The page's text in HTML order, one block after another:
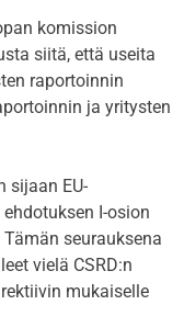
komission
siitä, että useita
raportoinnin
ja yritysten
sijaan EU-
I-osion
Tämän seurauksena
vielä CSRD:n
mukaiselle